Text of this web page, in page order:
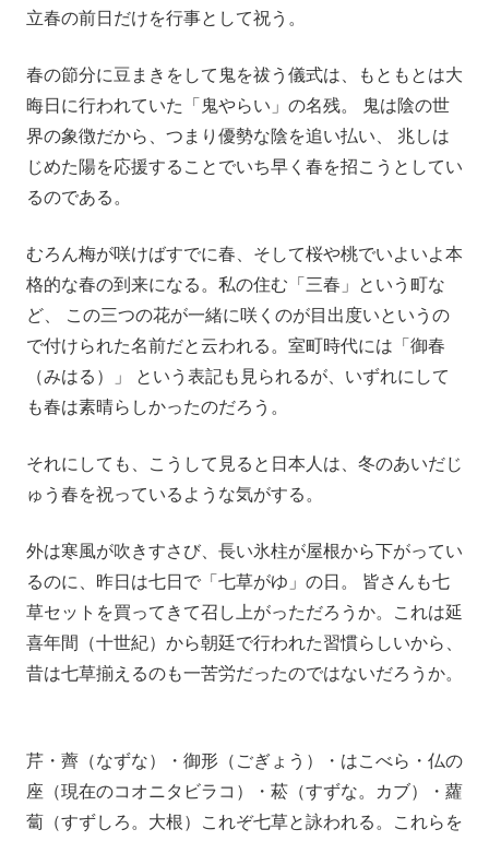
立春の前日だけを行事として祝う。
春の節分に豆まきをして鬼を祓う儀式は、もともとは大
晦日に行われていた「鬼やらい」の名残。 鬼は陰の世
界の象徴だから、つまり優勢な陰を追い払い、 兆しは
じめた陽を応援することでいち早く春を招こうとしてい
るのである。
むろん梅が咲けばすでに春、そして桜や桃でいよいよ本
格的な春の到来になる。私の住む「三春」という町な
ど、 この三つの花が一緒に咲くのが目出度いというの
で付けられた名前だと云われる。室町時代には「御春
（みはる）」 という表記も見られるが、いずれにして
も春は素晴らしかったのだろう。
それにしても、こうして見ると日本人は、冬のあいだじ
ゅう春を祝っているような気がする。
外は寒風が吹きすさび、長い氷柱が屋根から下がってい
るのに、昨日は七日で「七草がゆ」の日。 皆さんも七
草セットを買ってきて召し上がっただろうか。これは延
喜年間（十世紀）から朝廷で行われた習慣らしいから、
昔は七草揃えるのも一苦労だったのではないだろうか。
芹・薺（なずな）・御形（ごぎょう）・はこべら・仏の
座（現在のコオニタビラコ）・菘（すずな。カブ）・蘿
蔔（すずしろ。大根）これぞ七草と詠われる。これらを